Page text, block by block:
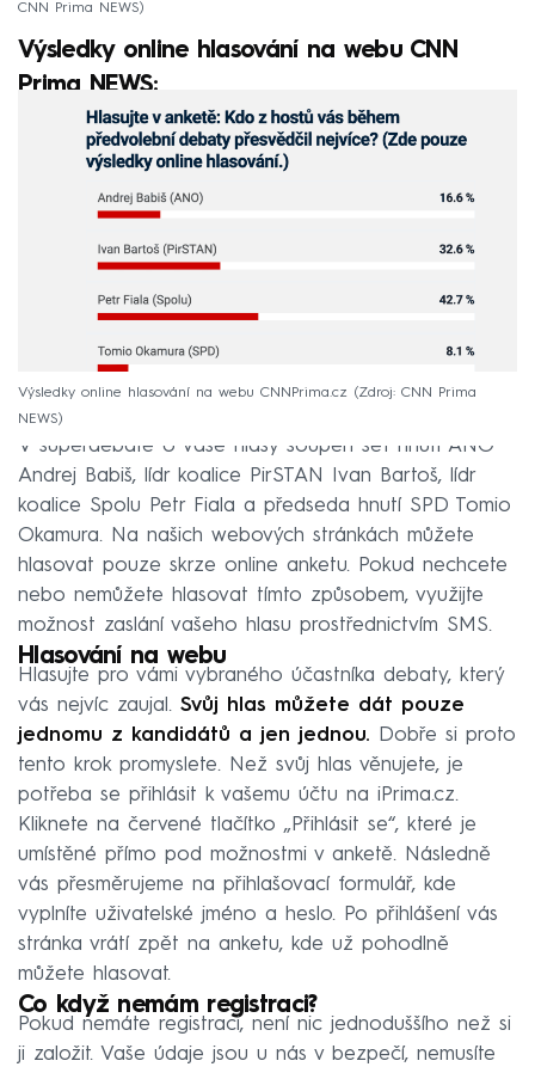
CNN Prima NEWS
Výsledky online hlasování na webu CNN
Prima NEWS:
Výsledky online hlasování na webu CNNPrima.cz
Zdroj: CNN Prima
NEWS
V superdebatě o vaše hlasy soupeří šéf hnutí ANO
Andrej Babiš, lídr koalice PirSTAN Ivan Bartoš, lídr
koalice Spolu Petr Fiala a předseda hnutí SPD Tomio
Okamura. Na našich webových stránkách můžete
hlasovat pouze skrze online anketu. Pokud nechcete
nebo nemůžete hlasovat tímto způsobem, využijte
možnost zaslání vašeho hlasu prostřednictvím SMS.
Hlasování na webu
Hlasujte pro vámi vybraného účastníka debaty, který
vás nejvíc zaujal. Svůj hlas můžete dát pouze
jednomu z kandidátů a jen jednou. Dobře si proto
tento krok promyslete. Než svůj hlas věnujete, je
potřeba se přihlásit k vašemu účtu na iPrima.cz.
Kliknete na červené tlačítko „Přihlásit se“, které je
umístěné přímo pod možnostmi v anketě. Následně
vás přesměrujeme na přihlašovací formulář, kde
vyplníte uživatelské jméno a heslo. Po přihlášení vás
stránka vrátí zpět na anketu, kde už pohodlně
můžete hlasovat.
Co když nemám registraci?
Pokud nemáte registraci, není nic jednoduššího než si
ji založit. Vaše údaje jsou u nás v bezpečí, nemusíte